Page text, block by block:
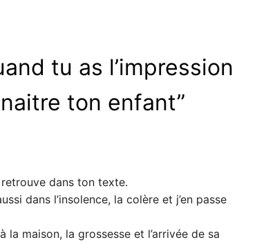
tu as l’impression
ton enfant”
dans ton texte.
dans l’insolence, la colère et j’en passe
la maison, la grossesse et l’arrivée de sa